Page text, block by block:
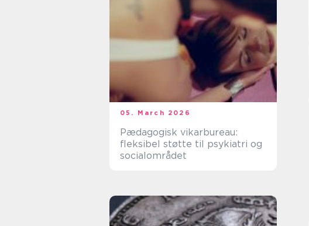
05. March 2026
Pædagogisk vikarbureau:
fleksibel støtte til psykiatri og
socialområdet